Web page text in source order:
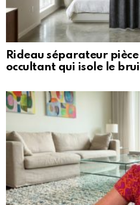
Rideau séparateur
occultant qui isole le